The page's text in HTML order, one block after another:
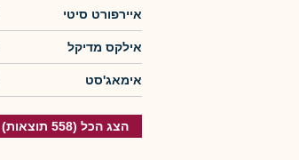
איירפורט סיטי
אילקס מדיקל
אימאג'סט
הצג הכל (558 תוצאות)